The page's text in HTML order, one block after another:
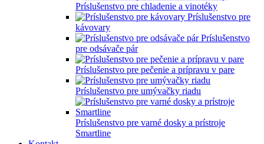
Príslušenstvo pre chladenie a vinotéky
Príslušenstvo pre
kávovary
Príslušenstvo
pre odsávače pár
Príslušenstvo pre pečenie a prípravu v pare
Príslušenstvo pre umývačky riadu
Príslušenstvo pre varné dosky a prístroje
Smartline